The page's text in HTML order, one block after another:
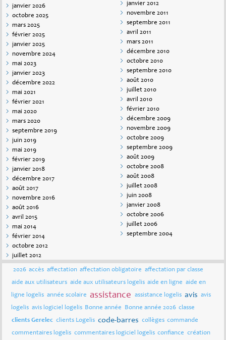
janvier 2026
octobre 2025
mars 2025
février 2025
janvier 2025
novembre 2024
mai 2023
janvier 2023
décembre 2022
mai 2021
février 2021
mai 2020
mars 2020
septembre 2019
juin 2019
mai 2019
février 2019
janvier 2018
décembre 2017
août 2017
novembre 2016
août 2016
avril 2015
mai 2014
février 2014
octobre 2012
juillet 2012
janvier 2012
novembre 2011
septembre 2011
avril 2011
mars 2011
décembre 2010
octobre 2010
septembre 2010
août 2010
juillet 2010
avril 2010
février 2010
décembre 2009
novembre 2009
octobre 2009
septembre 2009
août 2009
octobre 2008
août 2008
juillet 2008
juin 2008
janvier 2008
octobre 2006
juillet 2006
septembre 2004
2026 accès affectation affectation obligatoire affectation par classe
aide aux utilisateurs aide aux utilisateurs logelis aide en ligne aide en
ligne logelis année scolaire assistance assistance logelis avis avis
logelis avis logiciel logelis Bonne année Bonne année 2026 classe
clients Gerelec clients Logelis code-barres collèges commande
commentaires logelis commentaires logiciel logelis confiance création